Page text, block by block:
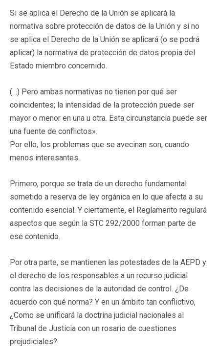
Si se aplica el Derecho de la Unión se aplicará la
normativa sobre protección de datos de la Unión y si no
se aplica el Derecho de la Unión se aplicará (o se podrá
aplicar) la normativa de protección de datos propia del
Estado miembro concernido.
(…) Pero ambas normativas no tienen por qué ser
coincidentes; la intensidad de la protección puede ser
mayor o menor en una u otra. Esta circunstancia puede ser
una fuente de conflictos».
Por ello, los problemas que se avecinan son, cuando
menos interesantes.
Primero, porque se trata de un derecho fundamental
sometido a reserva de ley orgánica en lo que afecta a su
contenido esencial. Y ciertamente, el Reglamento regulará
aspectos que según la STC 292/2000 forman parte de
ese contenido.
Por otra parte, se mantienen las potestades de la AEPD y
el derecho de los responsables a un recurso judicial
contra las decisiones de la autoridad de control. ¿De
acuerdo con qué norma? Y en un ámbito tan conflictivo,
¿Como se unificará la doctrina judicial nacionales al
Tribunal de Justicia con un rosario de cuestiones
prejudiciales?